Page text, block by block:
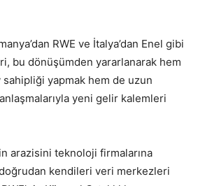
RWE ve İtalya’dan Enel gibi
bu dönüşümden yararlanarak hem
yapmak hem de uzun
yeni gelir kalemleri
arazisini teknoloji firmalarına
kendileri veri merkezleri